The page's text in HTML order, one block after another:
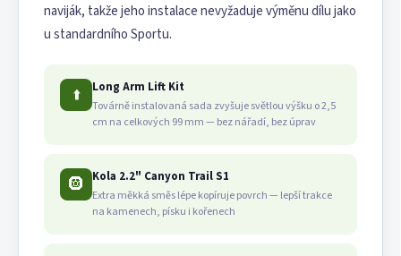
naviják, takže jeho instalace nevyžaduje výměnu dílu jako
u standardního Sportu.
⬆️ Long Arm Lift Kit
Továrně instalovaná sada zvyšuje světlou výšku o 2,5
cm na celkových 99 mm — bez nářadí, bez úprav
🛞 Kola 2.2" Canyon Trail S1
Extra měkká směs lépe kopíruje povrch — lepší trakce
na kamenech, písku i kořenech